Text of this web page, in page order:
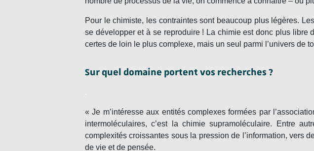
Pour le chimiste, les contraintes sont beaucoup plus légères.
se développer et à se reproduire ! La chimie est donc plus libre
certes de loin le plus complexe, mais un seul parmi l’univers de
Sur quel domaine portent vos recherches ?
.
« Je m’intéresse aux entités complexes formées par
intermoléculaires, c’est la chimie supramoléculaire. Entre
complexités croissantes sous la pression de l’information, vers
de vie et de pensée.